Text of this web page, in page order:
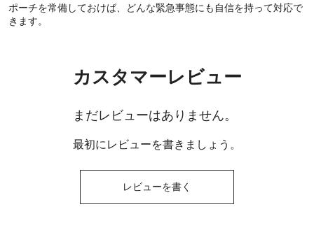
ポーチを常備しておけば、どんな緊急事態にも自信を持って対応で
きます。
カスタマーレビュー
まだレビューはありません。
最初にレビューを書きましょう。
レビューを書く